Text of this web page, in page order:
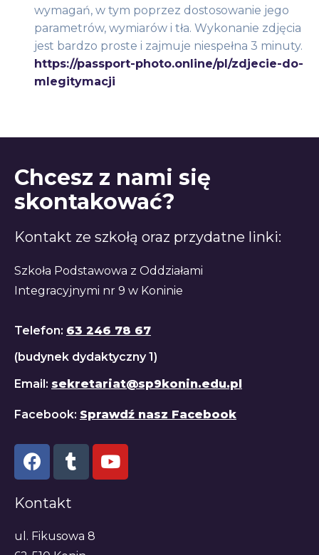
wymagań, w tym poprzez dostosowanie jego
parametrów, wymiarów i tła. Wykonanie zdjęcia
jest bardzo proste i zajmuje niespełna 3 minuty.
https://passport-photo.online/pl/zdjecie-do-
mlegitymacji
Chcesz z nami się
skontakować?
Kontakt ze szkołą oraz przydatne linki:
Szkoła Podstawowa z Oddziałami
Integracyjnymi nr 9 w Koninie
Telefon: 63 246 78 67
(budynek dydaktyczny 1)
Email: sekretariat@sp9konin.edu.pl
Facebook: Sprawdź nasz Facebook
Kontakt
ul. Fikusowa 8